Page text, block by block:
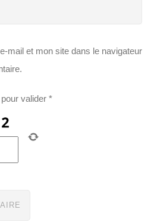
mail et mon site dans le navigateur
valider *